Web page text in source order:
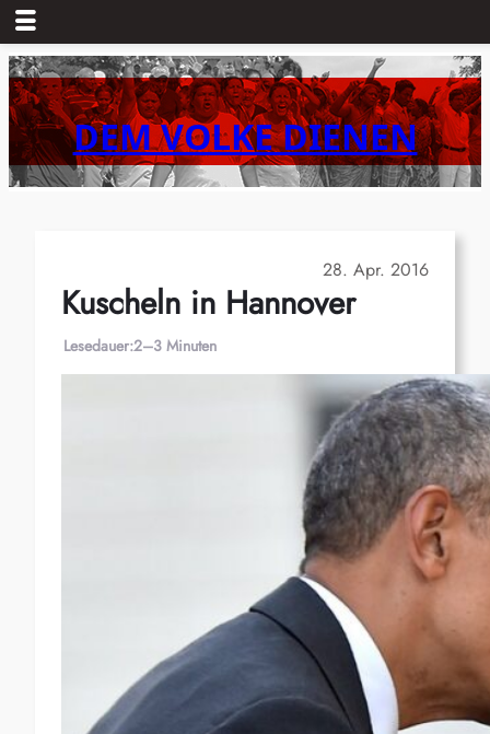
Zum
Inhalt
springenDEM VOLKE DIENEN
28. Apr. 2016
Kuscheln in Hannover
Lesedauer:2–3 Minuten